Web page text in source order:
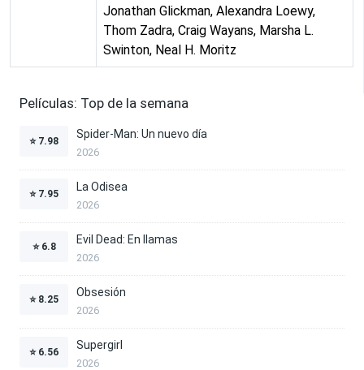
Jonathan Glickman, Alexandra Loewy,
Thom Zadra, Craig Wayans, Marsha L.
Swinton, Neal H. Moritz
Películas: Top de la semana
⭐ 7.98
Spider-Man: Un nuevo día
2026
⭐ 7.95
La Odisea
2026
⭐ 6.8
Evil Dead: En llamas
2026
⭐ 8.25
Obsesión
2026
⭐ 6.56
Supergirl
2026